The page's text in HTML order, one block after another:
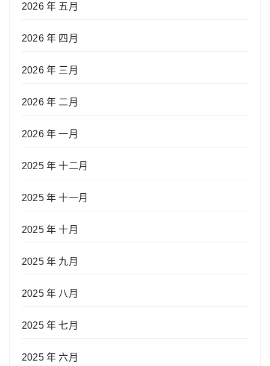
2026 年 五月
2026 年 四月
2026 年 三月
2026 年 二月
2026 年 一月
2025 年 十二月
2025 年 十一月
2025 年 十月
2025 年 九月
2025 年 八月
2025 年 七月
2025 年 六月